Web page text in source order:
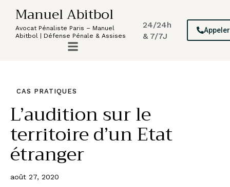
Manuel Abitbol
Avocat Pénaliste Paris – Manuel
Abitbol | Défense Pénale & Assises
24/24h
& 7/7J
Appeler
CAS PRATIQUES
L’audition sur le
territoire d’un Etat
étranger
août 27, 2020